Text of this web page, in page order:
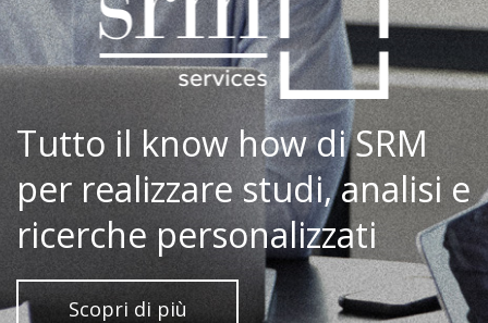
Tutto il know how di SRM
per realizzare studi, analisi e
ricerche personalizzati
Scopri di più